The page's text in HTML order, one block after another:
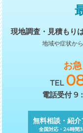
現地調査・見積もり
地域や症状か
お
TEL
電話受付 9
無料相談・紹介
全国対応・24時間